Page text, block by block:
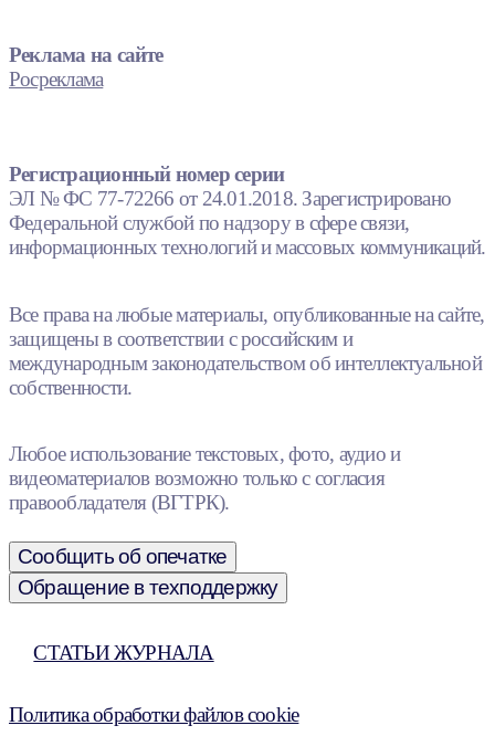
Реклама на сайте
Росреклама
Регистрационный номер серии
ЭЛ № ФС 77-72266 от 24.01.2018. Зарегистрировано
Федеральной службой по надзору в сфере связи,
информационных технологий и массовых коммуникаций.
Все права на любые материалы, опубликованные на сайте,
защищены в соответствии с российским и
международным законодательством об интеллектуальной
собственности.
Любое использование текстовых, фото, аудио и
видеоматериалов возможно только с согласия
правообладателя (ВГТРК).
Сообщить об опечатке
Обращение в техподдержку
СТАТЬИ ЖУРНАЛА
Политика обработки файлов cookie